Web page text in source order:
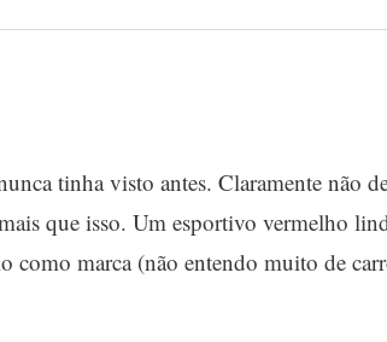
tinha visto antes. Claramente não
que isso. Um esportivo vermelho
marca (não entendo muito de